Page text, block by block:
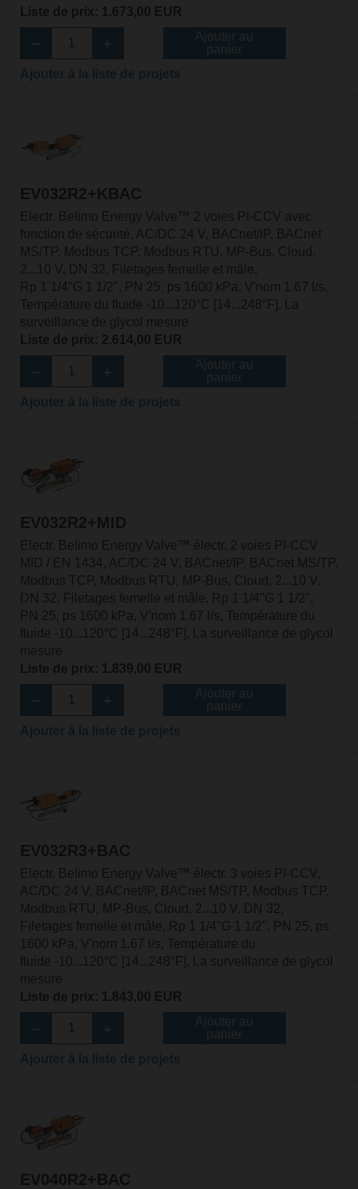
Liste de prix: 1.673,00 EUR
EV032R2+KBAC
Electr. Belimo Energy Valve™ 2 voies PI-CCV avec
fonction de sécurité, AC/DC 24 V, BACnet/IP, BACnet
MS/TP, Modbus TCP, Modbus RTU, MP-Bus, Cloud,
2...10 V, DN 32, Filetages femelle et mâle,
Rp 1 1/4"G 1 1/2", PN 25, ps 1600 kPa, V'nom 1.67 l/s,
Température du fluide -10...120°C [14...248°F], La
surveillance de glycol mesure
Liste de prix: 2.614,00 EUR
EV032R2+MID
Electr. Belimo Energy Valve™ électr. 2 voies PI-CCV
MID / EN 1434, AC/DC 24 V, BACnet/IP, BACnet MS/TP,
Modbus TCP, Modbus RTU, MP-Bus, Cloud, 2...10 V,
DN 32, Filetages femelle et mâle, Rp 1 1/4"G 1 1/2",
PN 25, ps 1600 kPa, V'nom 1.67 l/s, Température du
fluide -10...120°C [14...248°F], La surveillance de glycol
mesure
Liste de prix: 1.839,00 EUR
EV032R3+BAC
Electr. Belimo Energy Valve™ électr. 3 voies PI-CCV,
AC/DC 24 V, BACnet/IP, BACnet MS/TP, Modbus TCP,
Modbus RTU, MP-Bus, Cloud, 2...10 V, DN 32,
Filetages femelle et mâle, Rp 1 1/4"G 1 1/2", PN 25, ps
1600 kPa, V'nom 1.67 l/s, Température du
fluide -10...120°C [14...248°F], La surveillance de glycol
mesure
Liste de prix: 1.843,00 EUR
EV040R2+BAC